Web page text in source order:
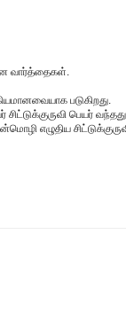
வார்த்தைகள்.
படுகிறது.
பெயர்
எழுதிய